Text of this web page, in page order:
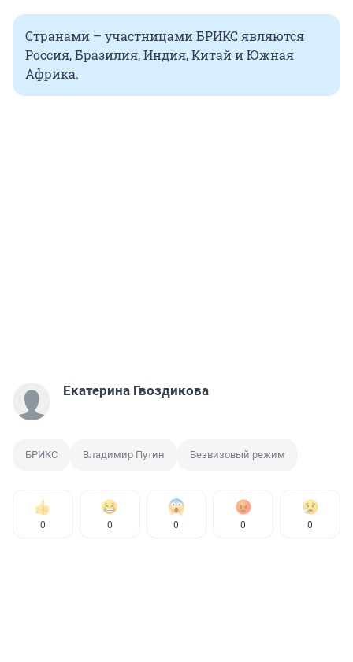
Странами – участницами БРИКС являются
Россия, Бразилия, Индия, Китай и Южная
Африка.
Екатерина Гвоздикова
БРИКС Владимир Путин Безвизовый режим
0 0 0 0 0